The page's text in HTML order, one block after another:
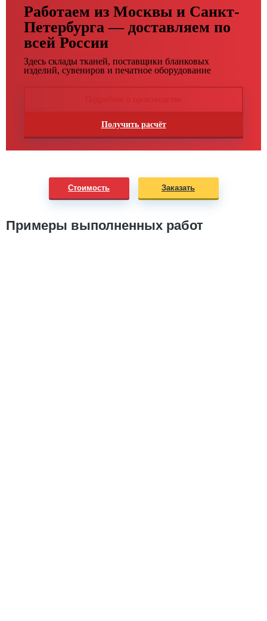
Работаем из Москвы и Санкт-
Петербурга — доставляем по
всей России
Здесь склады тканей, поставщики бланковых
изделий, сувениров и печатное оборудование
Получить расчёт
Стоимость Заказать
Примеры выполненных работ